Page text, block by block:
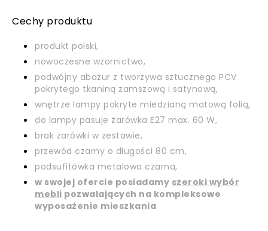
Cechy produktu
produkt polski,
nowoczesne wzornictwo,
podwójny abażur z tworzywa sztucznego PCV
pokrytego tkaniną zamszową i satynową,
wnętrze lampy pokryte miedzianą matową folią,
do lampy pasuje żarówka E27 max. 60 W,
brak żarówki w zestawie,
przewód czarny o długości 80 cm,
podsufitówka metalowa czarna,
w swojej ofercie posiadamy szeroki wybór
mebli pozwalających na kompleksowe
wyposażenie mieszkania